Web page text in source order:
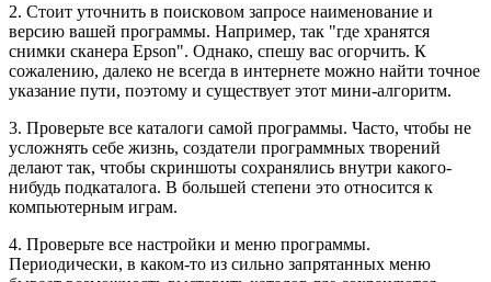
2. Стоит уточнить в поисковом запросе наименование и
версию вашей программы. Например, так "где хранятся
снимки сканера Epson". Однако, спешу вас огорчить. К
сожалению, далеко не всегда в интернете можно найти точное
указание пути, поэтому и существует этот мини-алгоритм.
3. Проверьте все каталоги самой программы. Часто, чтобы не
усложнять себе жизнь, создатели программных творений
делают так, чтобы скриншоты сохранялись внутри какого-
нибудь подкаталога. В большей степени это относится к
компьютерным играм.
4. Проверьте все настройки и меню программы.
Периодически, в каком-то из сильно запрятанных меню